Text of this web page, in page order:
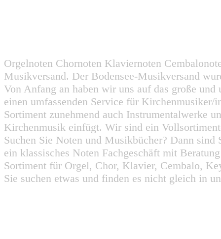
Orgelnoten Chornoten Klaviernoten
Musikversand. Der Bodensee-Musikversand
Von Anfang an haben wir uns auf das große
einen umfassenden Service für
Sortiment zunehmend auch Instrumentalwerke
Kirchenmusik einfügt. Wir sind ein
Suchen Sie Noten und Musikbücher? Dann
ein klassisches Noten Fachgeschäft mit
Sortiment für Orgel, Chor, Klavier, Cembalo,
Sie suchen etwas und finden es nicht gleich in